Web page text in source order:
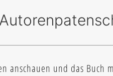
anschauen und das Buch